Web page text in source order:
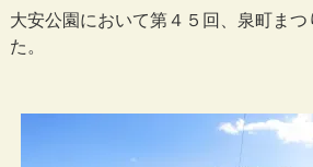
大安公園において第４５回、泉町まつ
た。